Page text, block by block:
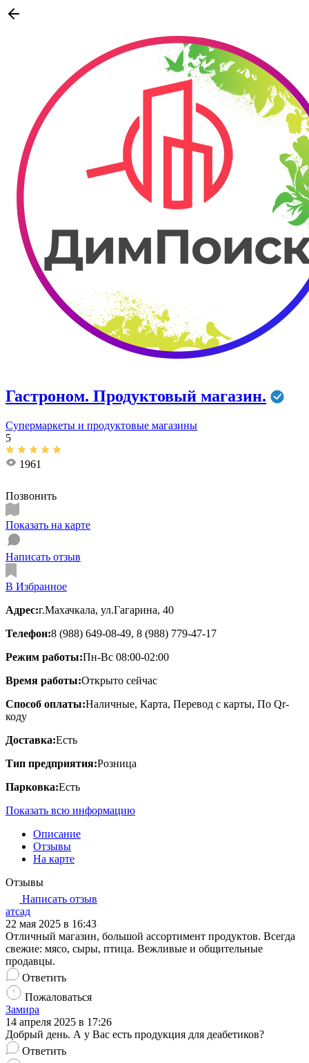
Гастроном. Продуктовый магазин.
Супермаркеты и продуктовые магазины
5
1961
Позвонить
Показать на карте
Написать отзыв
В Избранное
Адрес:г.Махачкала, ул.​Гагарина, 40
Телефон:8 (988) 649-08-49, 8 (988) 779-47-17
Режим работы:Пн-Вс 08:00-02:00
Время работы:Открыто сейчас
Способ оплаты:Наличные, Карта, Перевод с карты, По Qr-
коду
Доставка:Есть
Тип предприятия:Розница
Парковка:Есть
Показать всю информацию
Описание
Отзывы
На карте
Отзывы
Написать отзыв
атсад
22 мая 2025 в 16:43
Отличный магазин, большой ассортимент продуктов. Всегда
свежие: мясо, сыры, птица. Вежливые и общительные
продавцы.
Ответить
Пожаловаться
Замира
14 апреля 2025 в 17:26
Добрый день. А у Вас есть продукция для деабетиков?
Ответить